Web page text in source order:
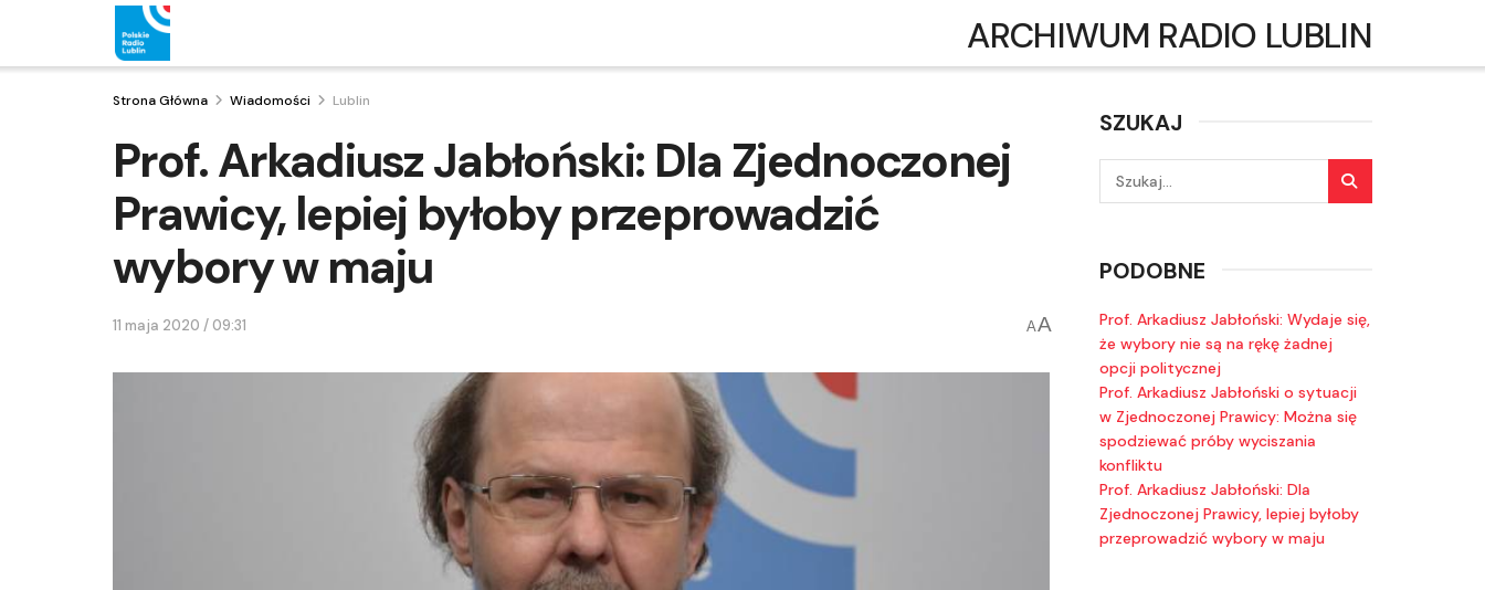
ARCHIWUM RADIO LUBLIN
Strona Główna Wiadomości Lublin
Prof. Arkadiusz Jabłoński: Dla Zjednoczonej
Prawicy, lepiej byłoby przeprowadzić
wybory w maju
11 maja 2020 / 09:31 AA
SZUKAJ
PODOBNE
Prof. Arkadiusz Jabłoński: Wydaje się,
że wybory nie są na rękę żadnej
opcji politycznej
Prof. Arkadiusz Jabłoński o sytuacji
w Zjednoczonej Prawicy: Można się
spodziewać próby wyciszania
konfliktu
Prof. Arkadiusz Jabłoński: Dla
Zjednoczonej Prawicy, lepiej byłoby
przeprowadzić wybory w maju